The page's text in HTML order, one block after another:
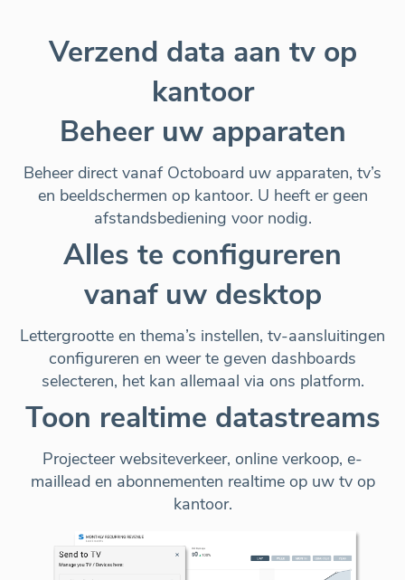
Verzend data aan tv op
kantoor
Beheer uw apparaten
Beheerdirect vanaf Octoboard uw apparaten, tv’s
en beeldschermen op kantoor. U heeft er geen
afstandsbediening voor nodig.
Alles te configureren
vanaf uw desktop
Lettergrootte en thema’s instellen, tv-aansluitingen
configureren en weer te geven dashboards
selecteren, het kan allemaal via ons platform.
Toon realtime datastreams
Projecteer websiteverkeer, online verkoop, e-
maillead en abonnementen realtime op uw tv op
kantoor.